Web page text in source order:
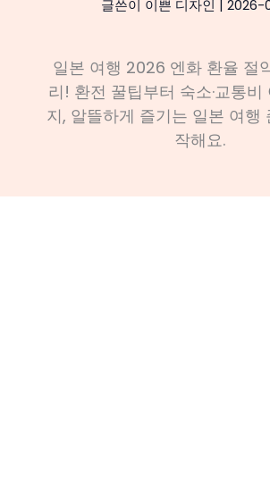
글쓴이 이쁜 디자인 | 2026-
일본 여행 2026 엔화 환율 절
리! 환전 꿀팁부터 숙소·교통
지, 알뜰하게 즐기는 일본 여행
작해요.